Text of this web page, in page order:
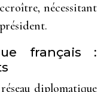
nécessitant
français :
diplomatique